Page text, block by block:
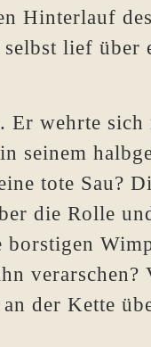
Hinterlauf
lief
wehrte
seinem
tote Sau?
die Rolle
der Kette